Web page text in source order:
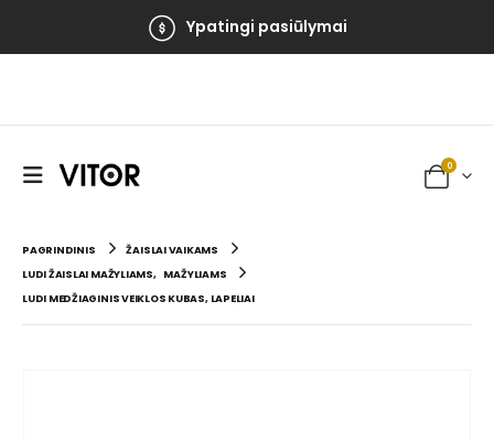
Ypatingi pasiūlymai
0
PAGRINDINIS
ŽAISLAI VAIKAMS
LUDI ŽAISLAI MAŽYLIAMS, MAŽYLIAMS
LUDI MEDŽIAGINIS VEIKLOS KUBAS, LAPELIAI